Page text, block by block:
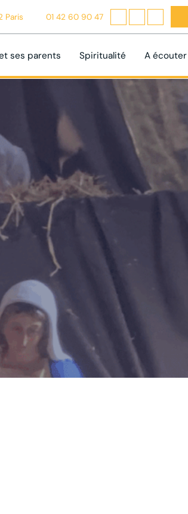
Paris 01 42 60 90 47
ses parents Spiritualité A écouter